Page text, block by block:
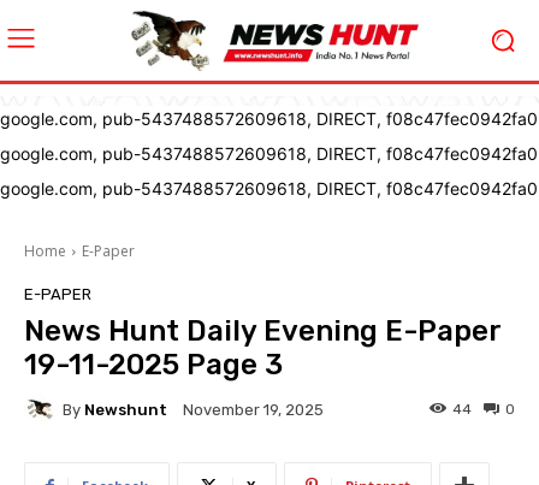
google.com, pub-5437488572609618, DIRECT, f08c47fec0942fa0
google.com, pub-5437488572609618, DIRECT, f08c47fec0942fa0
google.com, pub-5437488572609618, DIRECT, f08c47fec0942fa0
Home E-Paper
E-PAPER
News Hunt Daily Evening E-Paper
19-11-2025 Page 3
By Newshunt November 19, 2025 0
44